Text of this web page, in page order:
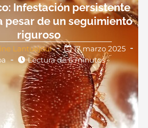
Infestación persistente
pesar de un seguimiento
riguroso
Lantuejoul
17 marzo 2025
Lectura de 6 minutos